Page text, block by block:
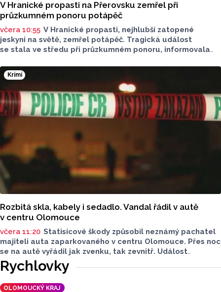
V Hranické propasti na Přerovsku zemřel při
průzkumném ponoru potápěč
včera 10:55 V Hranické propasti, nejhlubší zatopené
jeskyni na světě, zemřel potápěč. Tragická událost
se stala ve středu při průzkumném ponoru, informovala
bylo vyzvednuto v noci na dnešek z hloubky 186 metrů.
Na případ upozornil server Novinky.cz. Policie případ
vyšetřuje pro trestný čin usmrcení z nedbalosti, řekla dnes
ČTK policejní mluvčí Miluše Zajícová. Muž byl letecký
záchranář, speleo potápěč a hasič z centrální hasičské
stanice v Kladně, uvedli na sociální síti středočeští hasiči.
Krimi
Rozbitá skla, kabely i sedadlo. Vandal řádil v autě
v centru Olomouce
včera 11:20 Statisícové škody způsobil neznámý pachatel
majiteli auta zaparkovaného v centru Olomouce. Přes noc
se na autě vyřádil jak zvenku, tak zevnitř. Událost
vyšetřovali olomoučtí policisté a v ranních hodinách o ní
informovala tisková mluvčí Marie Šafářová. Pachateli
hrozí i vězení.
Rychlovky
OLOMOUCKÝ KRAJ